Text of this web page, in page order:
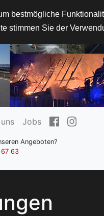
bestmögliche
stimmen Sie der
Jobs
Angeboten?
67 63